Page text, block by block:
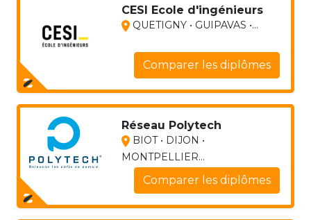
CESI Ecole d'ingénieurs
QUETIGNY • GUIPAVAS •...
Comparer les diplômes
Réseau Polytech
BIOT • DIJON •
MONTPELLIER...
Comparer les diplômes